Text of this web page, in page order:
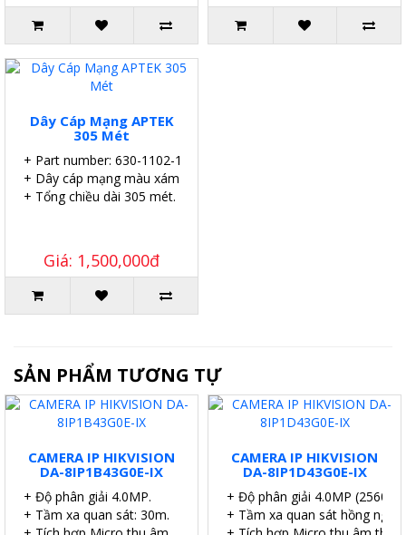
Dây Cáp Mạng APTEK
305 Mét
+ Part number: 630-1102-1
+ Dây cáp mạng màu xám.
+ Tổng chiều dài 305 mét.
Giá: 1,500,000đ
SẢN PHẨM TƯƠNG TỰ
CAMERA IP HIKVISION
DA-8IP1B43G0E-IX
+ Độ phân giải 4.0MP.
+ Tầm xa quan sát: 30m.
CAMERA IP HIKVISION
DA-8IP1D43G0E-IX
+ Độ phân giải 4.0MP
+ Tầm xa quan sát hồng